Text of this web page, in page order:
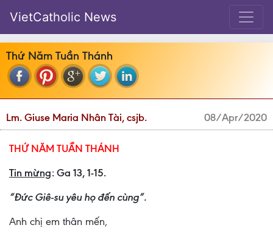
VietCatholic News
Thứ Năm Tuần Thánh
Lm. Giuse Maria Nhân Tài, csjb. 08/Apr/2020
THỨ NĂM TUẦN THÁNH
Tin mừng: Ga 13, 1-15.
“Đức Giê-su yêu họ đến cùng”.
Anh chị em thân mến,